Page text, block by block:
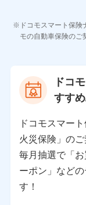
【共同して利用
当社
当社又は株式
スにおけるユ
を受けている
情報を提供
ため、またそ
ドコモおよび
（各サービス
トの閲覧履歴
ータを分析し
ドコモスマート保
モの自動車保険のご
ドコ
すす
ドコモスマー
火災保険」のご
毎月抽選で「
ーポン」など
す！